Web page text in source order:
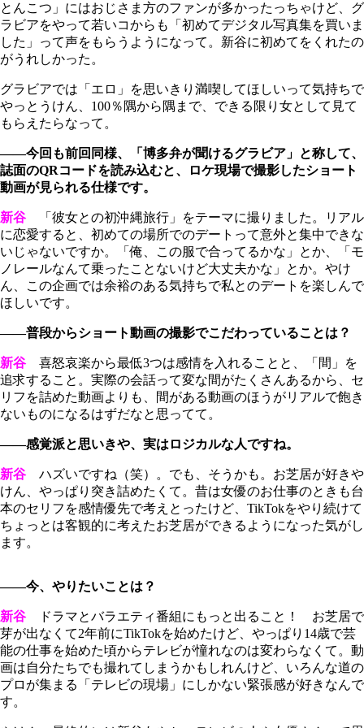
とんこつ」にはおじさま方のファンが多かったっちゃけど、グ
ラビアをやって若いコからも「初めてデジタル写真集を買いま
した」って声をもらうようになって。新谷に初めてをくれたの
がうれしかった。
グラビアでは「エロ」を思いきり満喫してほしいって気持ちで
やっとうけん、100％隅から隅まで、できる限り女として見て
もらえたらなって。
――今回も前回同様、「博多弁が聞けるグラビア」と称して、
誌面のQRコードを読み込むと、ロケ現場で撮影したショート
動画が見られる仕様です。
新谷 「彼女との初沖縄旅行」をテーマに撮りました。リアル
に恋愛すると、初めての場所でのデートって意外と集中できな
いじゃないですか。「俺、この服で合ってるかな」とか、「モ
ノレールなんて乗ったことないけど大丈夫かな」とか。やけ
ん、この企画では余裕のある気持ちで私とのデートを楽しんで
ほしいです。
――普段からショート動画の撮影でこだわっていることは？
新谷 喜怒哀楽から最低3つは感情を入れることと、「間」を
追求すること。実際の会話って変な間がたくさんあるから、セ
リフを詰めた動画よりも、間がある動画のほうがリアルで飽き
ないものになるはずだなと思ってて。
――感覚派と思いきや、実はロジカルな人ですね。
新谷 ハズいですね（笑）。でも、そうかも。お芝居が好きや
けん、やっぱり突き詰めたくて。昔は女優のお仕事のときも台
本のセリフを感情優先で考えとったけど、TikTokをやり続けて
ちょっとは客観的に考えたお芝居ができるようになった気がし
ます。
――今、やりたいことは？
新谷 ドラマとバラエティ番組にもっと出ること！ お芝居で
芽が出なくて2年前にTikTokを始めたけど、やっぱり14歳で芸
能の仕事を始めた頃からテレビが憧れなのは変わらなくて。動
画は自分たちでも撮れてしまうかもしれんけど、いろんな道の
プロが集まる「テレビの現場」にしかない緊張感が好きなんで
す。